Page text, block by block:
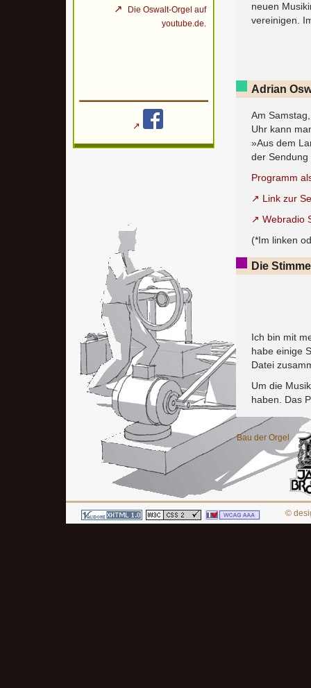
Die Oswalt-Orgel auf
youtube.de.
neuen
vereinigen.
Adrian
Am
Uhr kann
»Aus dem
der Sendung
Programm
Link zur
Webradio
(*Im linken
Die
Ich bin mit
habe einige
Datei
Um die
haben. Das
Bau der Orgel
©